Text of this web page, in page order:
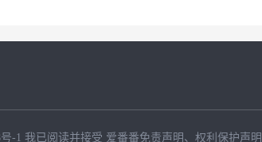
-1 我已阅读并接受 爱番番免责声明 、 权利保护声明